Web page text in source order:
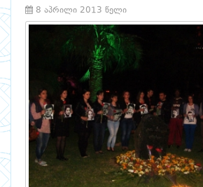
8 აპრილი 2013 წელი